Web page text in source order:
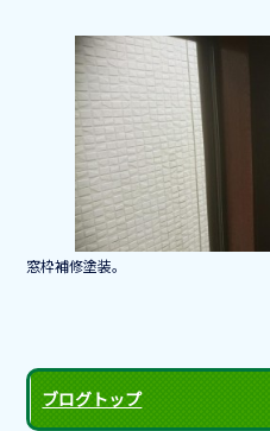
c
e
b
o
o
k
e
窓枠補修塗装。
ブログトップ